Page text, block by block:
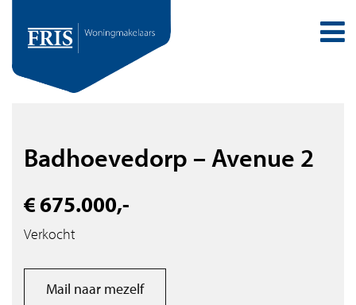
Badhoevedorp – Avenue 2
€ 675.000,-
Verkocht
Mail naar mezelf